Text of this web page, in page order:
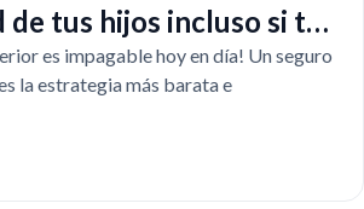
de tus hijos incluso si tú
es impagable hoy en día! Un seguro
la estrategia más barata e